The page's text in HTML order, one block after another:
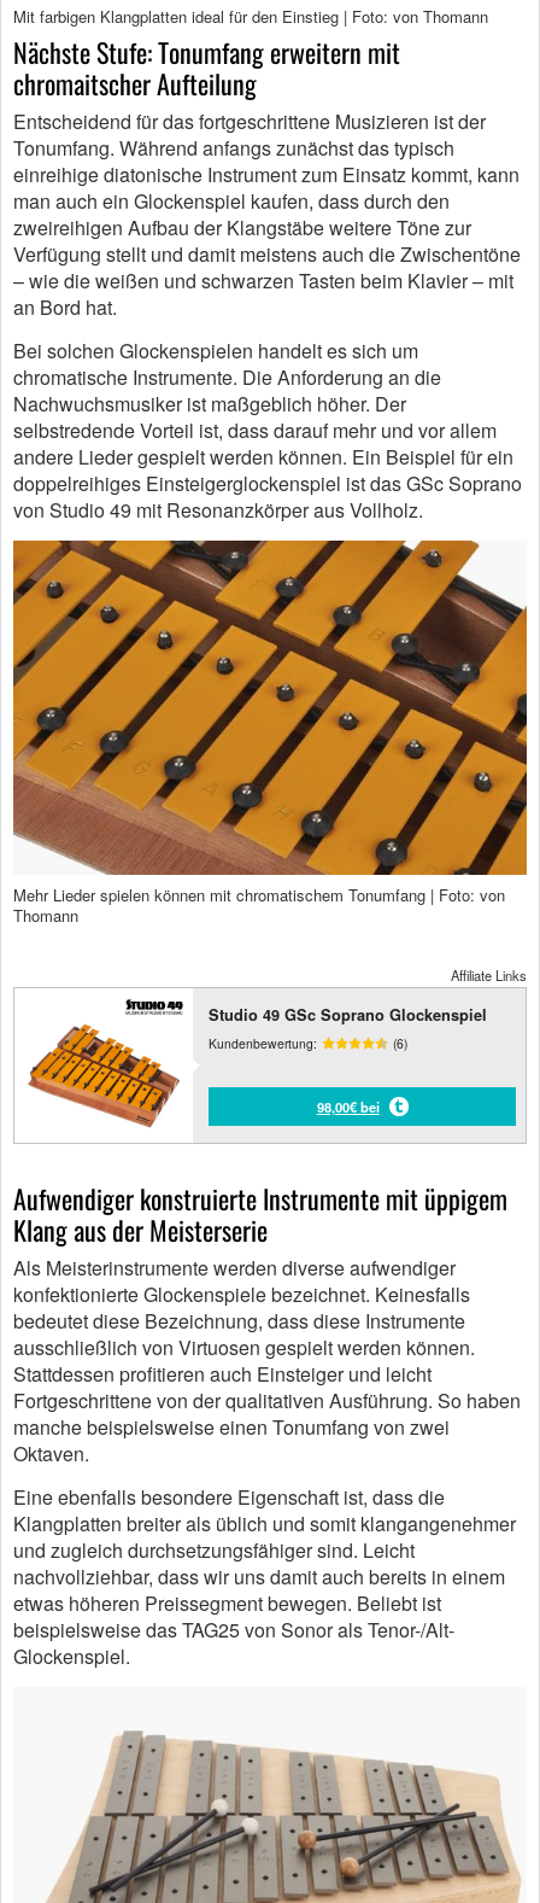
Mit farbigen Klangplatten ideal für den Einstieg | Foto: von Thomann
Nächste Stufe: Tonumfang erweitern mit
chromaitscher Aufteilung
Entscheidend für das fortgeschrittene Musizieren ist der
Tonumfang. Während anfangs zunächst das typisch
einreihige diatonische Instrument zum Einsatz kommt, kann
man auch ein Glockenspiel kaufen, dass durch den
zweireihigen Aufbau der Klangstäbe weitere Töne zur
Verfügung stellt und damit meistens auch die Zwischentöne
– wie die weißen und schwarzen Tasten beim Klavier – mit
an Bord hat.
Bei solchen Glockenspielen handelt es sich um
chromatische Instrumente. Die Anforderung an die
Nachwuchsmusiker ist maßgeblich höher. Der
selbstredende Vorteil ist, dass darauf mehr und vor allem
andere Lieder gespielt werden können. Ein Beispiel für ein
doppelreihiges Einsteigerglockenspiel ist das GSc Soprano
von Studio 49 mit Resonanzkörper aus Vollholz.
Mehr Lieder spielen können mit chromatischem Tonumfang | Foto: von
Thomann
Affiliate Links
Studio 49 GSc Soprano Glockenspiel
Kundenbewertung: (6)
98,00€ bei
Aufwendiger konstruierte Instrumente mit üppigem
Klang aus der Meisterserie
Als Meisterinstrumente werden diverse aufwendiger
konfektionierte Glockenspiele bezeichnet. Keinesfalls
bedeutet diese Bezeichnung, dass diese Instrumente
ausschließlich von Virtuosen gespielt werden können.
Stattdessen profitieren auch Einsteiger und leicht
Fortgeschrittene von der qualitativen Ausführung. So haben
manche beispielsweise einen Tonumfang von zwei
Oktaven.
Eine ebenfalls besondere Eigenschaft ist, dass die
Klangplatten breiter als üblich und somit klangangenehmer
und zugleich durchsetzungsfähiger sind. Leicht
nachvollziehbar, dass wir uns damit auch bereits in einem
etwas höheren Preissegment bewegen. Beliebt ist
beispielsweise das TAG25 von Sonor als Tenor-/Alt-
Glockenspiel.